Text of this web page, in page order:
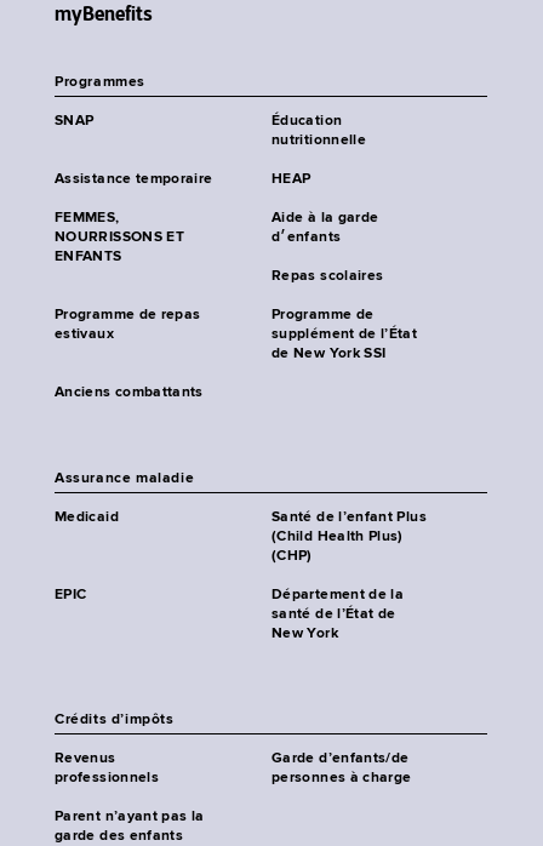
myBenefits
Programmes
SNAP
Éducation
nutritionnelle
Assistance temporaire HEAP
FEMMES,
NOURRISSONS ET
ENFANTS
Aide à la garde
d׳enfants
Repas scolaires
Programme de repas
estivaux
Programme de
supplément de l’État
de New York SSI
Anciens combattants
Assurance maladie
Medicaid
Santé de l’enfant Plus
(Child Health Plus)
(CHP)
EPIC
Département de la
santé de l’État de
New York
Crédits d’impôts
Revenus
professionnels
Garde d’enfants/de
personnes à charge
Parent n’ayant pas la
garde des enfants